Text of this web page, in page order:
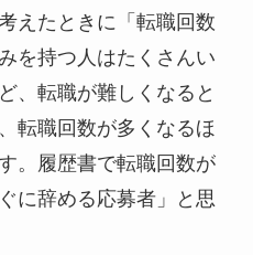
えたときに「転職回数
を持つ人はたくさんい
、転職が難しくなると
転職回数が多くなるほ
。履歴書で転職回数が
に辞める応募者」と思